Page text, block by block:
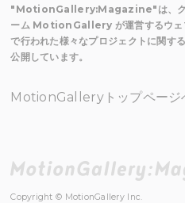
"MotionGallery:Magazine"は、クラ
ーム MotionGallery が運営するウ
で行われた様々なプロジェクトに関す
公開しています。
MotionGalleryトップページ
Copyright © MotionGallery Inc.